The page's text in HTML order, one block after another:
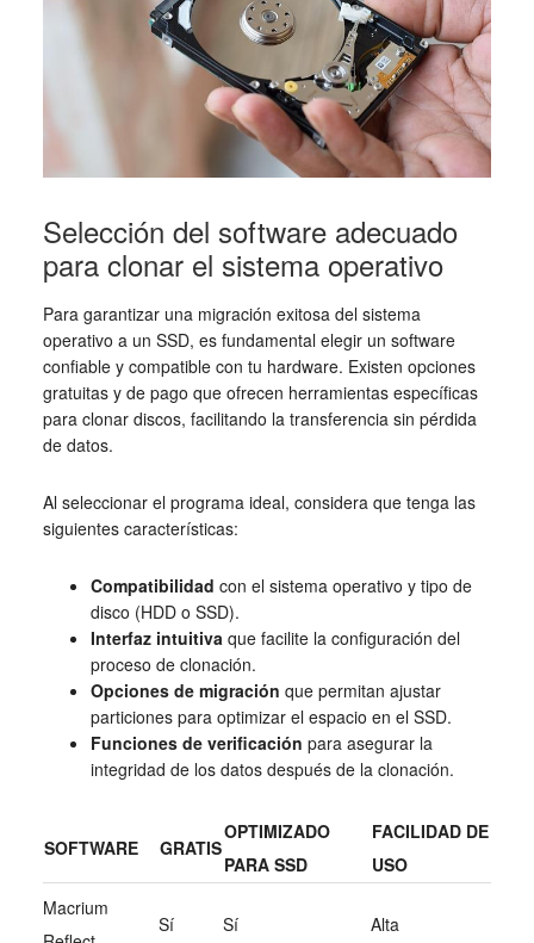
Selección del software adecuado
para clonar el sistema operativo
Para garantizar una migración exitosa del sistema
operativo a un SSD, es fundamental elegir un software
confiable y compatible con tu hardware. Existen opciones
gratuitas y de pago que ofrecen herramientas específicas
para clonar discos, facilitando la transferencia sin pérdida
de datos.
Al seleccionar el programa ideal, considera que tenga las
siguientes características:
Compatibilidad con el sistema operativo y tipo de
disco (HDD o SSD).
Interfaz intuitivaque facilite la configuración del
proceso de clonación.
Opciones de migración que permitan ajustar
particiones para optimizar el espacio en el SSD.
Funciones de verificación para asegurar la
integridad de los datos después de la clonación.
SOFTWARE GRATIS
OPTIMIZADO
PARA SSD
FACILIDAD DE
USO
Macrium
Sí Sí Alta